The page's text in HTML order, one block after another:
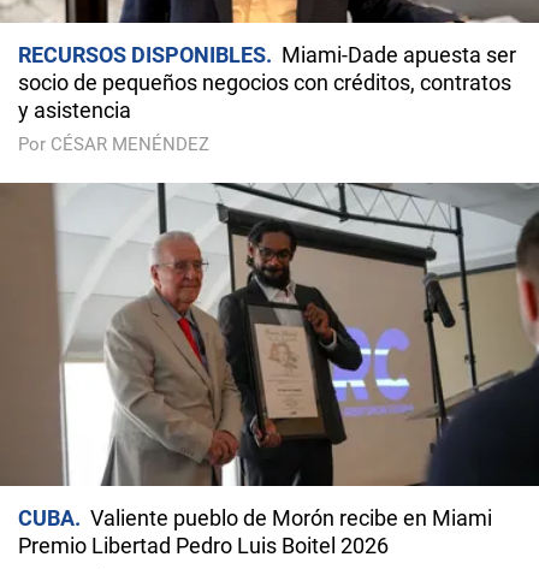
RECURSOS DISPONIBLES
Miami-Dade apuesta ser
socio de pequeños negocios con créditos, contratos
y asistencia
Por CÉSAR MENÉNDEZ
CUBA
Valiente pueblo de Morón recibe en Miami
Premio Libertad Pedro Luis Boitel 2026